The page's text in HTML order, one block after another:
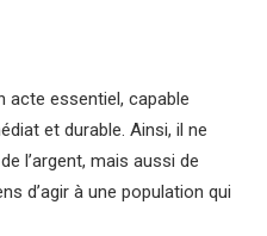
acte essentiel, capable
et durable. Ainsi, il ne
l’argent, mais aussi de
d’agir à une population qui